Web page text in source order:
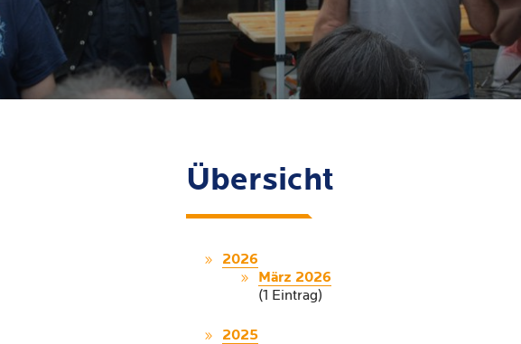
Übersicht
2026
März 2026
(1 Eintrag)
2025